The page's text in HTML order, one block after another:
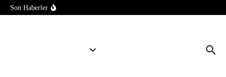
İçeriğe atla
Son Haberler
Danimarka’da okullara yapay zeka ile kopyaya karşı sözlü